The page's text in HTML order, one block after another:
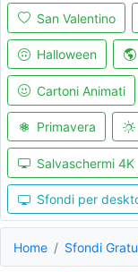
San Valentino
Halloween
Cartoni Animati
Primavera
Salvaschermi 4K
Sfondi per
Home Sfondi